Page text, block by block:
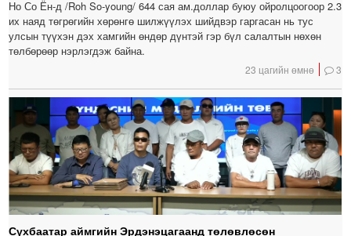
Но Со Ён-д /Roh So-young/ 644 сая ам.доллар буюу ойролцоогоор 2.3
их наяд төгрөгийн хөрөнгө шилжүүлэх шийдвэр гаргасан нь тус
улсын түүхэн дэх хамгийн өндөр дүнтэй гэр бүл салалтын нөхөн
төлбөрөөр нэрлэгдэж байна.
23 цагийн өмнө 3
Сүхбаатар аймгийн Эрдэнэцагаанд төлөвлөсөн